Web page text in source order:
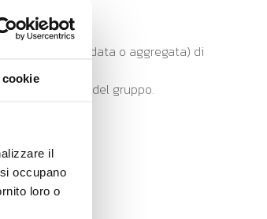
cookie
il
occupano
loro o
(consolidata o aggregata) di
le aziende del gruppo.